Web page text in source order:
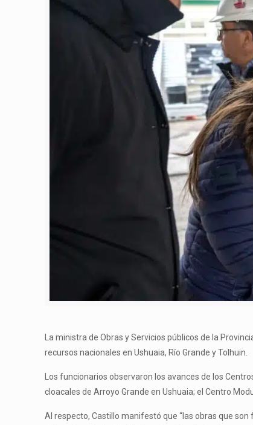
La ministra de Obras y Servicios públicos de la
recursos nacionales en Ushuaia, Río Grande y Tolhuin.
Los funcionarios observaron los avances de los
cloacales de Arroyo Grande en Ushuaia; el Centro
Al respecto, Castillo manifestó que “las obras que